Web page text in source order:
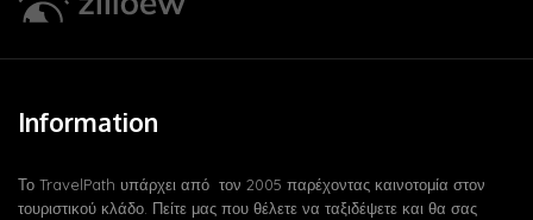
Information
Το TravelPath υπάρχει από τον 2005 παρέχοντας καινοτομία στον
τουριστικού κλάδο. Πείτε μας που θέλετε να ταξιδέψετε και θα σας